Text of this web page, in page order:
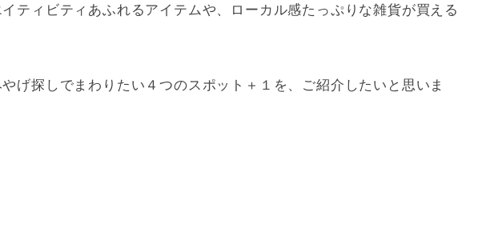
ティビティあふれるアイテムや、ローカル感たっぷりな雑貨が買える
げ探しでまわりたい４つのスポット＋１を、ご紹介したいと思いま